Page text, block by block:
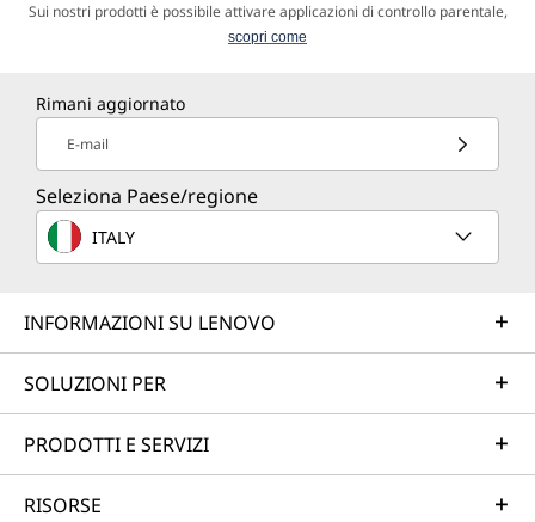
Sui nostri prodotti è possibile attivare applicazioni di controllo parentale,
scopri come
Rimani aggiornato
E-mail
Seleziona Paese/regione
ITALY
INFORMAZIONI SU LENOVO
SOLUZIONI PER
PRODOTTI E SERVIZI
RISORSE